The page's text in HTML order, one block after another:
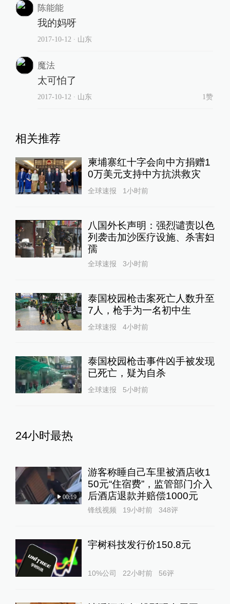
陈能能
我的妈呀
2017-10-12 ∙ 山东
魔法
太可怕了
2017-10-12 ∙ 山东 1赞
相关推荐
柬埔寨红十字会向中方捐赠1
0万美元支持中方抗洪救灾
全球速报 1小时前
八国外长声明：强烈谴责以色
列袭击加沙医疗设施、杀害妇
孺
全球速报 3小时前
泰国校园枪击案死亡人数升至
7人，枪手为一名初中生
全球速报 4小时前
泰国校园枪击事件凶手被发现
已死亡，疑为自杀
全球速报 5小时前
24小时最热
00:19
游客称睡自己车里被酒店收1
50元“住宿费”，监管部门介入
后酒店退款并赔偿1000元
锋线视频 19小时前 348评
宇树科技发行价150.8元
10%公司 22小时前 56评